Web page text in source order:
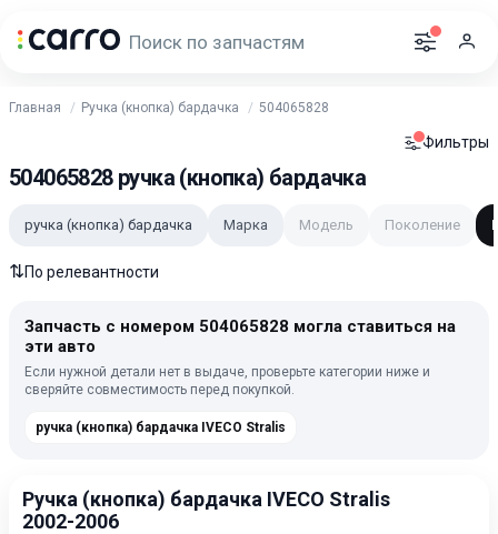
Главная Ручка (кнопка) бардачка 504065828
Фильтры
504065828 ручка (кнопка) бардачка
ручка (кнопка) бардачка Марка Модель Поколение
⇅По релевантности
Запчасть с номером 504065828 могла ставиться на
эти авто
Если нужной детали нет в выдаче, проверьте категории ниже и
сверяйте совместимость перед покупкой.
ручка (кнопка) бардачка IVECO Stralis
Ручка (кнопка) бардачка IVECO Stralis
2002-2006